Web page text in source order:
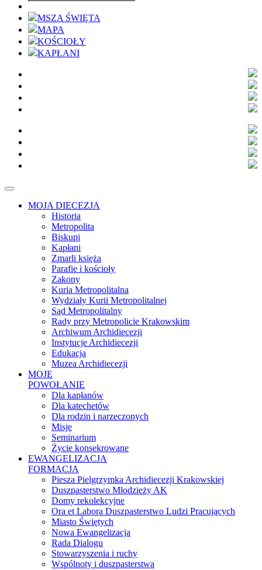
MSZA ŚWIĘTA
MAPA
KOŚCIOŁY
KAPŁANI
MOJA DIECEZJA
Historia
Metropolita
Biskupi
Kapłani
Zmarli księża
Parafie i kościoły
Zakony
Kuria Metropolitalna
Wydziały Kurii Metropolitalnej
Sąd Metropolitalny
Rady przy Metropolicie Krakowskim
Archiwum Archidiecezji
Instytucje Archidiecezji
Edukacja
Muzea Archidiecezji
MOJE
POWOŁANIE
Dla kapłanów
Dla katechetów
Dla rodzin i narzeczonych
Misje
Seminarium
Życie konsekrowane
EWANGELIZACJA
FORMACJA
Piesza Pielgrzymka Archidiecezji Krakowskiej
Duszpasterstwo Młodzieży AK
Domy rekolekcyjne
Ora et Labora Duszpasterstwo Ludzi Pracujących
Miasto Świętych
Nowa Ewangelizacja
Rada Dialogu
Stowarzyszenia i ruchy
Wspólnoty i duszpasterstwa